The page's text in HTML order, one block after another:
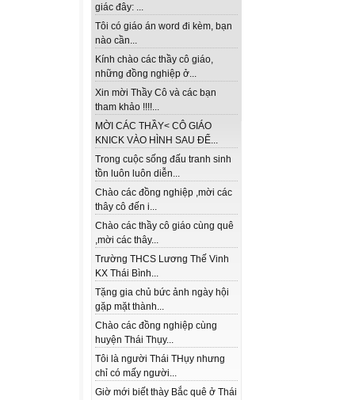
giác đây: ...
Tôi có giáo án word đi kèm, bạn
nào cần...
Kính chào các thầy cô giáo,
những đồng nghiệp ở...
Xin mời Thầy Cô và các bạn
tham khảo !!!!...
MỜI CÁC THẦY< CÔ GIÁO
KNICK VÀO HÌNH SAU ĐỂ...
Trong cuộc sống đấu tranh sinh
tồn luôn luôn diễn...
Chào các đồng nghiệp ,mời các
thây cô đến i...
Chào các thầy cô giáo cùng quê
,mời các thây...
Trường THCS Lương Thế Vinh
KX Thái Bình...
Tặng gia chủ bức ảnh ngày hội
gặp mặt thành...
Chào các đồng nghiệp cùng
huyện Thái Thụy...
Tôi là người Thái THụy nhưng
chỉ có mấy người...
Giờ mới biết thày Bắc quê ở Thái